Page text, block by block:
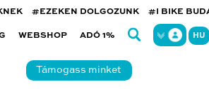
#EZEKEN DOLGOZUNK #I BIKE
WEBSHOP ADÓ 1% HU
Támogass minket